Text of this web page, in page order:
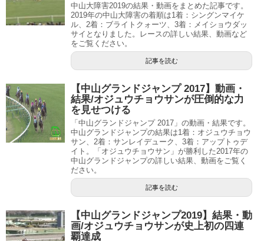
中山大障害2019の結果・動画をまとめた記事です。
2019年の中山大障害の着順は1着：シングンマイケ
ル、2着：ブライトクォーツ、3着：メイショウダッ
サイとなりました。レースの詳しい結果、動画など
をご覧ください。
記事を読む
【中山グランドジャンプ 2017】動画・
結果/オジュウチョウサンが圧倒的な力
を見せつける
「中山グランドジャンプ 2017」の動画・結果です。
中山グランドジャンプの結果は1着：オジュウチョウ
サン、2着：サンレイデューク、3着：アップトゥデ
イト。「オジュウチョウサン」が勝利した2017年の
中山グランドジャンプの詳しい結果、動画をご覧く
ださい。
記事を読む
【中山グランドジャンプ2019】結果・動
画/オジュウチョウサンが史上初の四連
覇達成